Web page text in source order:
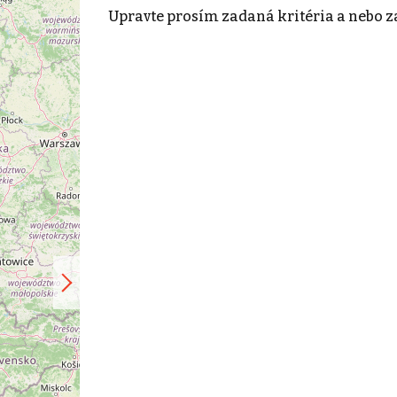
Upravte prosím zadaná kritéria a nebo